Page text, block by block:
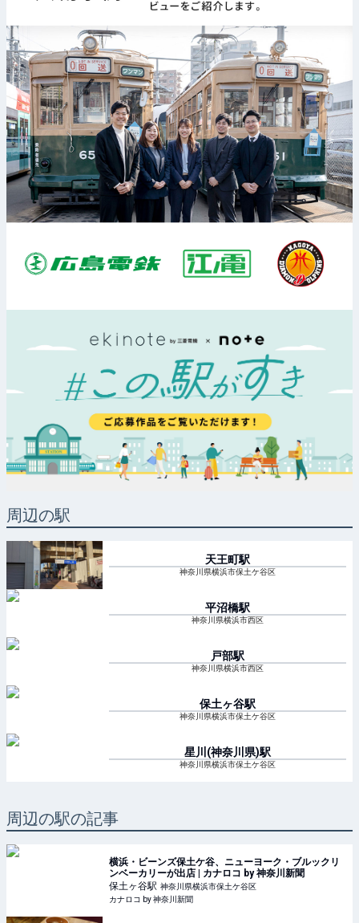
周辺の駅
天王町駅
神奈川県横浜市保土ケ谷区
平沼橋駅
神奈川県横浜市西区
戸部駅
神奈川県横浜市西区
保土ヶ谷駅
神奈川県横浜市保土ケ谷区
星川(神奈川県)駅
神奈川県横浜市保土ケ谷区
周辺の駅の記事
横浜・ビーンズ保土ケ谷、ニューヨーク・ブルックリ
ンベーカリーが出店 | カナロコ by 神奈川新聞
保土ヶ谷駅 神奈川県横浜市保土ケ谷区
カナロコ by 神奈川新聞